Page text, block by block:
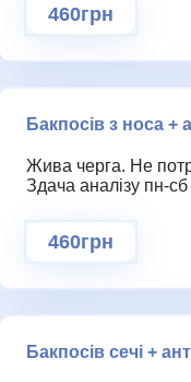
460грн
Бакпосів з носа +
Жива черга. Не
Здача аналізу пн-
460грн
Бакпосів сечі +